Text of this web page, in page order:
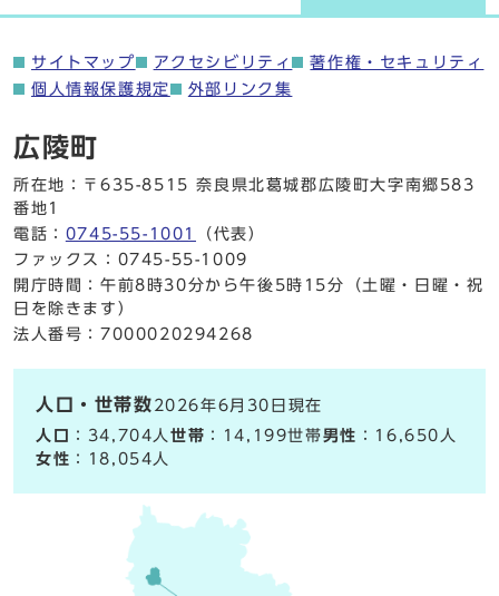
サイトマップ アクセシビリティ
著作権・セキュリティ
個人情報保護規定
外部リンク集
広陵町
所在地：〒635-8515 奈良県北葛城郡広陵町大字南郷583
番地1
電話： 0745-55-1001
（代表）
ファックス：0745-55-1009
開庁時間：午前8時30分から午後5時15分（土曜・日曜・祝
日を除きます）
法人番号：7000020294268
人口・世帯数 2026年6月30日現在
人口
：34,704人世帯 ：14,199世帯男性 ：16,650人
女性 ：18,054人